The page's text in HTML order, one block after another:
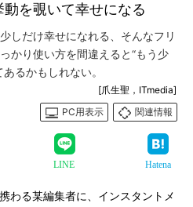
を覗いて幸せになる
しだけ幸せになれる、そんなフリ
かり使い方を間違えると“もう少
るかもしれない。
[爪生聖，ITmedia]
PC用表示
関連情報
LINE Hatena
わる某編集者に、インスタントメ